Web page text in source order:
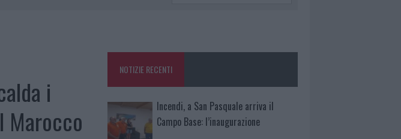
i
Marocco
NOTIZIE RECENTI
Incendi, a San Pasquale arriva il
Campo Base: l’inaugurazione